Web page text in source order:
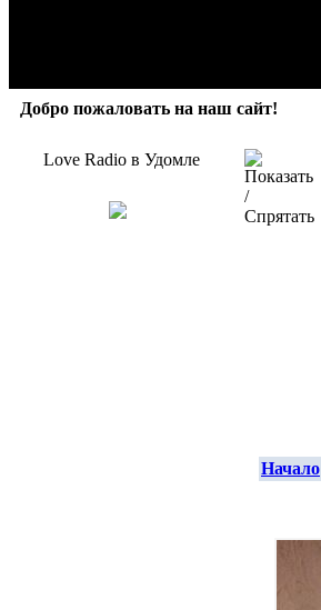
Добро пожаловать на наш сайт!
Love Radio в Удомле
Начало